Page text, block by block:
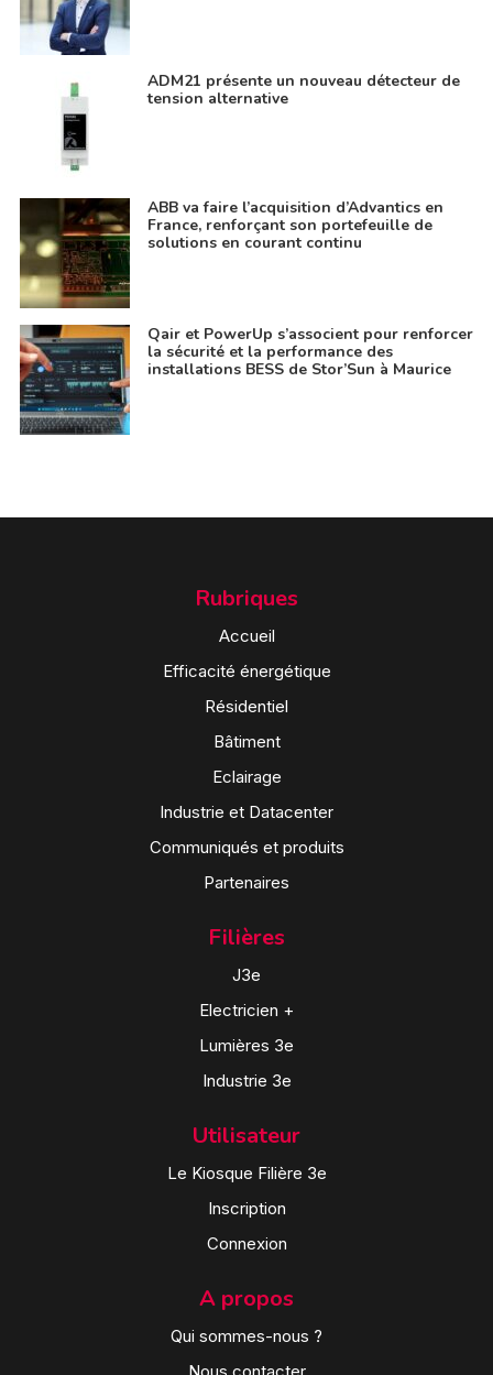
ADM21 présente un nouveau détecteur de
tension alternative
ABB va faire l’acquisition d’Advantics en
France, renforçant son portefeuille de
solutions en courant continu
Qair et PowerUp s’associent pour renforcer
la sécurité et la performance des
installations BESS de Stor’Sun à Maurice
Rubriques
Accueil
Efficacité énergétique
Résidentiel
Bâtiment
Eclairage
Industrie et Datacenter
Communiqués et produits
Partenaires
Filières
J3e
Electricien +
Lumières 3e
Industrie 3e
Utilisateur
Le Kiosque Filière 3e
Inscription
Connexion
A propos
Qui sommes-nous ?
Nous contacter